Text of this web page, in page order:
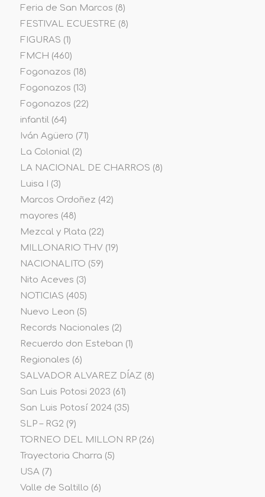
Feria de San Marcos (8)
FESTIVAL ECUESTRE (8)
FIGURAS (1)
FMCH (460)
Fogonazos (18)
Fogonazos (13)
Fogonazos (22)
infantil(64)
Iván Agüero (71)
La Colonial(2)
LA NACIONAL DE CHARROS (8)
Luisa I
(3)
Marcos Ordoñez (42)
mayores (48)
Mezcal y Plata (22)
MILLONARIO THV(19)
NACIONALITO (59)
Nito Aceves (3)
NOTICIAS (405)
Nuevo Leon (5)
Records Nacionales (2)
Recuerdo don Esteban (1)
Regionales (6)
SALVADOR ALVAREZ DÍAZ (8)
San Luis Potosi 2023 (61)
San Luis Potosí 2024(35)
SLP – RG2 (9)
TORNEO DEL MILLON RP(26)
Trayectoria Charra (5)
USA(7)
Valle de Saltillo (6)